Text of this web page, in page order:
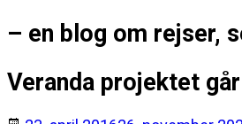
– en blog om rejser,
Veranda projektet